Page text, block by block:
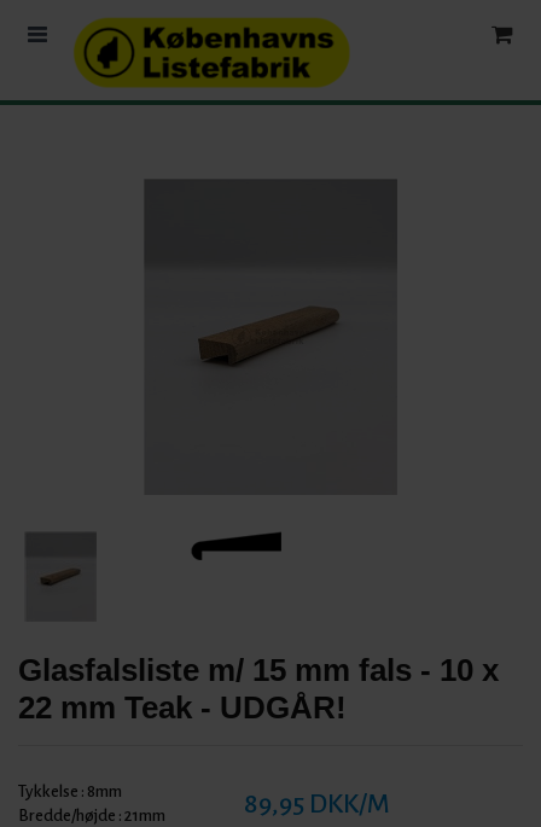
Glasfalsliste m/ 15 mm fals - 10 x
22 mm Teak - UDGÅR!
Tykkelse : 8mm
Bredde/højde : 21mm
89,95 DKK/M